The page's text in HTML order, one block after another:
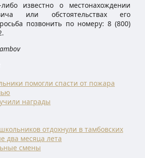
известно о местонахождении
или обстоятельствах его
позвонить по номеру: 8 (800)
помогли спасти от пожара
награды
отдохнули в тамбовских
два месяца лета
смены